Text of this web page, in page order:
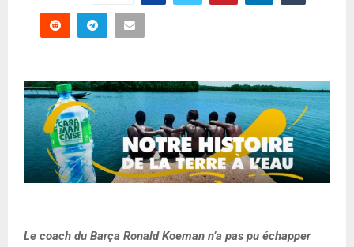
Le coach du Barça Ronald Koeman n’a pas pu échapper